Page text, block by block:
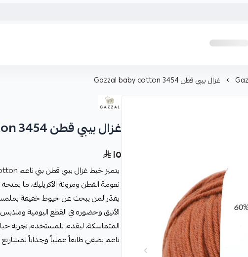
غزال بيبي قطن Gazzal baby cotton 3454
غزال بيبي قطن Gazzal baby cotton 3454
١٥
يتميز خيط غزال بيبي قطن بني ناعم
نعومة القطن ومرونة الأكريليك، ما
الأنيق وحضوره في القطع اليومية
المتماسكة، ليقدم للمستخدم تجربة
ناعم يضفي طابعاً عملياً وجذاباً لمشاريع